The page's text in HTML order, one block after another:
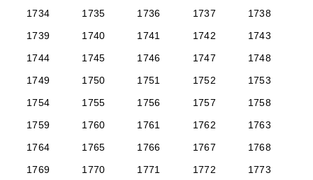
1734
1735 1736 1737
1738
1739
1740 1741 1742
1743
1744
1745 1746 1747
1748
1749
1750 1751 1752
1753
1754
1755 1756 1757
1758
1759
1760 1761 1762
1763
1764
1765 1766 1767
1768
1769
1770 1771 1772
1773